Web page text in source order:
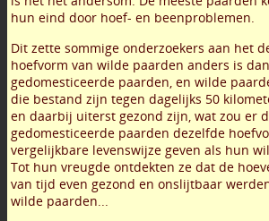
hun eind door hoef- en beenproblemen.
Dit zette sommige onderzoekers aan het
hoefvorm van wilde paarden anders is
gedomesticeerde paarden, en wilde
die bestand zijn tegen dagelijks 50
en daarbij uiterst gezond zijn, wat zou er
gedomesticeerde paarden dezelfde
vergelijkbare levenswijze geven als hun
Tot hun vreugde ontdekten ze dat de
van tijd even gezond en onslijtbaar
wilde paarden...